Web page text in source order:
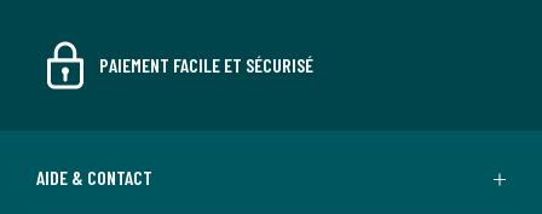
PAIEMENT FACILE ET SÉCURISÉ
AIDE & CONTACT